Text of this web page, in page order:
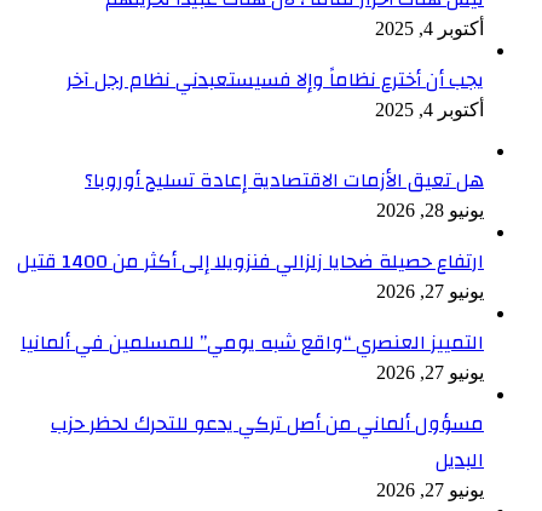
أكتوبر 4, 2025
يجب أن أخترع نظاماً وإلا فسيستعبدني نظام رجل آخر
أكتوبر 4, 2025
هل تعيق الأزمات الاقتصادية إعادة تسليح أوروبا؟
يونيو 28, 2026
ارتفاع حصيلة ضحايا زلزالي فنزويلا إلى أكثر من 1400 قتيل
يونيو 27, 2026
التمييز العنصري “واقع شبه يومي” للمسلمين في ألمانيا
يونيو 27, 2026
مسؤول ألماني من أصل تركي يدعو للتحرك لحظر حزب
البديل
يونيو 27, 2026